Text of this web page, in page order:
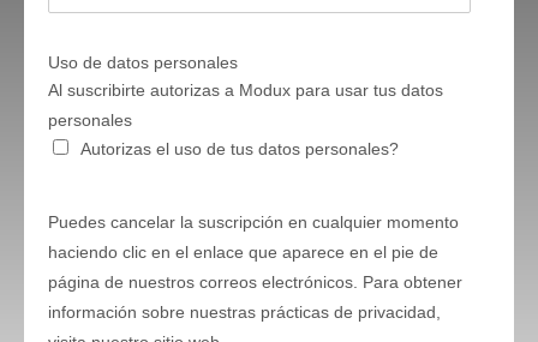
Uso de datos personales
Al suscribirte autorizas a Modux para usar tus datos
personales
Autorizas el uso de tus datos personales?
Puedes cancelar la suscripción en cualquier momento
haciendo clic en el enlace que aparece en el pie de
página de nuestros correos electrónicos. Para obtener
información sobre nuestras prácticas de privacidad,